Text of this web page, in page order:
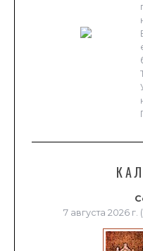
7 августа 2026 г.